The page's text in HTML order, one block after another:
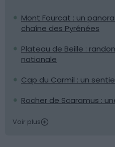
Mont Fourcat : un
chaîne des Pyrénées
Plateau de Beille :
nationale
Cap du Carmil : un
Rocher de Scaramus :
Voir plus